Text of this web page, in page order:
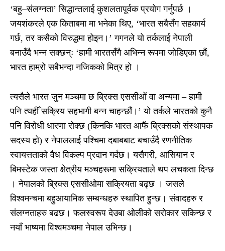
‘बहु–संलग्नता’ सिद्धान्तलाई कुशलतापूर्वक प्रयोग गर्नुपर्छ ।
जयशंकरले एक किताबमा मा भनेका थिए, ‘भारत सबैसँग सहकार्य
गर्छ, तर कसैको विरुद्धमा होइन।’ गगनले यो तर्कलाई नेपाली
बनाउँदै भन्न सक्छन्ः ‘हामी भारतसँगै अभिन्न रूपमा जोडिएका छौं,
भारत हाम्रो सबैभन्दा नजिकको मित्र हो ।
त्यसैले भारत जुन मञ्चमा छ ब्रिक्स एससीओं वा अन्यमा – हामी
पनि त्यहीँ सक्रिय सहभागी बन्न चाहन्छौं।’ यो तर्कले भारतको कुनै
पनि विरोधी धारणा रोक्छ (किनकि भारत आफैं ब्रिक्सको संस्थापक
सदस्य हो) र नेपाललाई पश्चिमा दबाबबाट बचाउँदै रणनीतिक
स्वायत्तताको वैध विकल्प प्रदान गर्दछ। यसैगरी, आसियान र
बिमस्टेक जस्ता क्षेत्रीय मञ्चहरूमा सक्रियताले थप लचकता दिन्छ
। नेपालको ब्रिक्स एससीओमा सक्रियता बढ्छ । जसले
विश्वमन्चमा बहुआयामिक सम्बन्धहरु स्थापित हुन्छ। संवादहरु र
संलग्नताहरु बढछ। फलस्वरूप देउबा ओलीको सरोकार सकिन्छ र
नयाँ भाष्यमा विश्वमञ्चमा नेपाल उभिन्छ।